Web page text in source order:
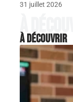
31 juillet 2026
À
À découvrir